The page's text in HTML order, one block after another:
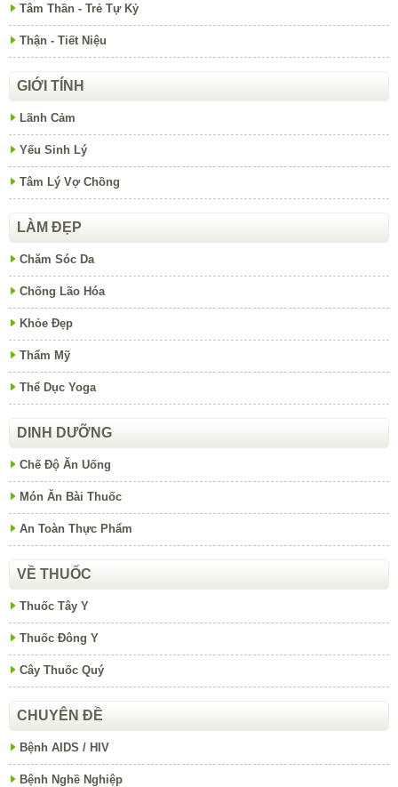
Tâm Thần - Trẻ Tự Kỷ
Thận - Tiết Niệu
GIỚI TÍNH
Lãnh Cảm
Yếu Sinh Lý
Tâm Lý Vợ Chồng
LÀM ĐẸP
Chăm Sóc Da
Chống Lão Hóa
Khỏe Đẹp
Thẩm Mỹ
Thể Dục Yoga
DINH DƯỠNG
Chế Độ Ăn Uống
Món Ăn Bài Thuốc
An Toàn Thực Phẩm
VỀ THUỐC
Thuốc Tây Y
Thuốc Đông Y
Cây Thuốc Quý
CHUYÊN ĐỀ
Bệnh AIDS / HIV
Bệnh Nghề Nghiệp